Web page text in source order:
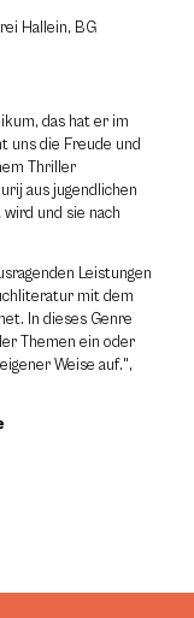
Hallein, BG
das hat er im
uns die Freude und
Thriller
aus jugendlichen
und sie nach
Leistungen
mit dem
In dieses Genre
Themen ein oder
Weise auf.",